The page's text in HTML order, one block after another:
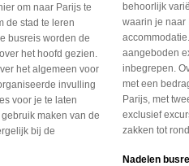
om naar Parijs te
de stad te leren
busreis worden de
het hoofd gezien.
het algemeen voor
invulling
voor je te laten
maken van de
bij de
behoorlijk
waarin je naar
aangeboden
inbegrepen.
met een
Parijs, met
exclusief
zakken tot
Nadelen